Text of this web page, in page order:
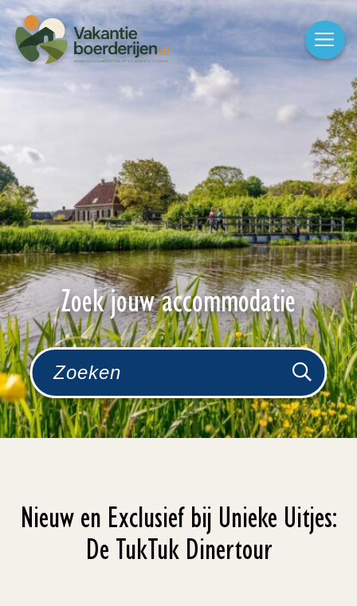
Zoek jouw accommodatie
Nieuw en Exclusief bij Unieke Uitjes:
De TukTuk Dinertour